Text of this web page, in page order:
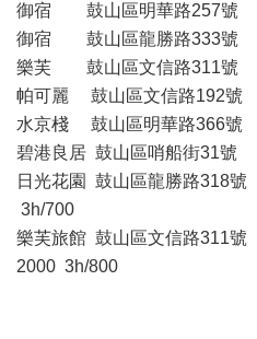
御宿 鼓山區明華路257號
御宿 鼓山區龍勝路333號
樂芙 鼓山區文信路311號
帕可麗 鼓山區文信路192
水京棧 鼓山區明華路366
碧港良居 鼓山區哨船街31
日光花園 鼓山區龍勝路318
3h/700
樂芙旅館 鼓山區文信路311
2000 3h/800